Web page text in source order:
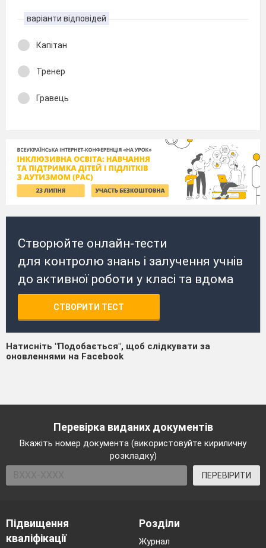
варіанти відповідей
Капітан
Тренер
Гравець
Створюйте онлайн-тести
для контролю знань і залучення учнів
до активної роботи у класі та вдома
СТВОРИТИ ТЕСТ
Натисніть "Подобається", щоб слідкувати за
оновленнями на Facebook
Перевірка виданих документів
Вкажіть номер документа (використовуйте кириличну
розкладку)
ПЕРЕВІРИТИ
Підвищення
кваліфікації
Розділи
Журнал